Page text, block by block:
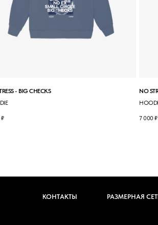
- BIG CHECKS
₽
NO
7 000₽
РАЗМЕРНАЯ
КОНТАКТЫ